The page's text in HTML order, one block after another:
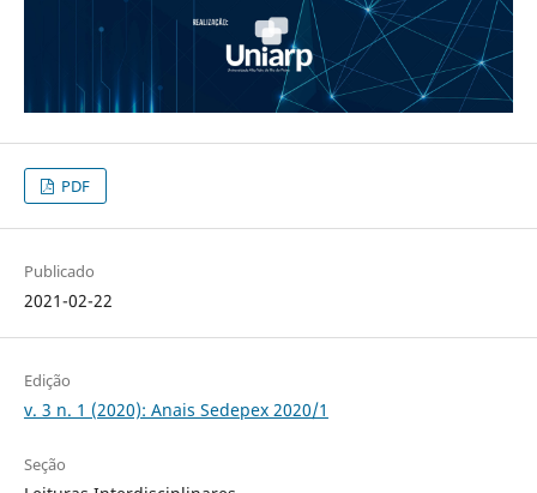
PDF
Publicado
2021-02-22
Edição
v. 3 n. 1 (2020): Anais Sedepex 2020/1
Seção